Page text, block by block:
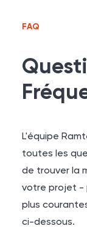
FAQ
L'équipe
toutes les
de trouver la
votre projet -
plus
ci-dessous.